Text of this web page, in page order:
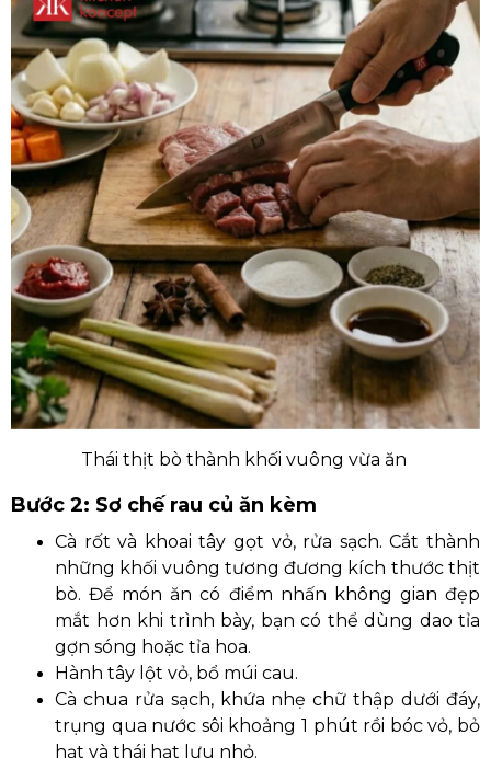
Thái thịt bò thành khối vuông vừa ăn
Bước 2: Sơ chế rau củ ăn kèm
Cà rốt và khoai tây gọt vỏ, rửa sạch. Cắt thành
những khối vuông tương đương kích thước thịt
bò. Để món ăn có điểm nhấn không gian đẹp
mắt hơn khi trình bày, bạn có thể dùng dao tỉa
gợn sóng hoặc tỉa hoa.
Hành tây lột vỏ, bổ múi cau.
Cà chua rửa sạch, khứa nhẹ chữ thập dưới đáy,
trụng qua nước sôi khoảng 1 phút rồi bóc vỏ, bỏ
hạt và thái hạt lựu nhỏ.